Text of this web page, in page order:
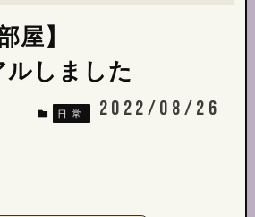
屋】
ルしました
日常 2022/08/26